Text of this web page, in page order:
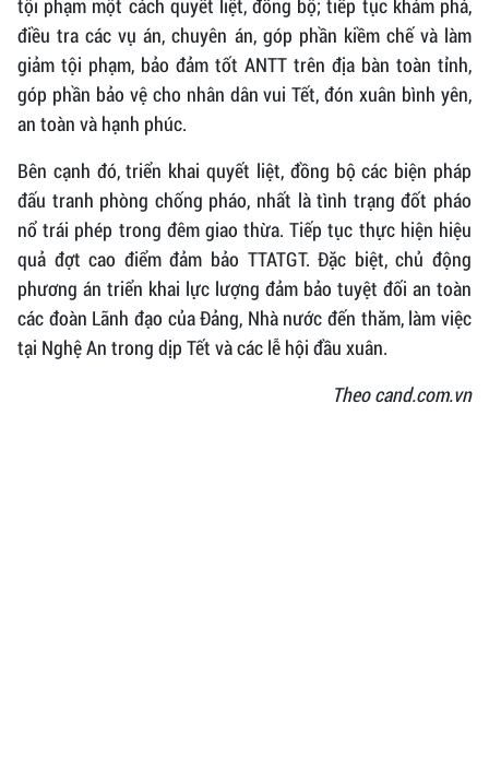
tội phạm một cách quyết liệt, đồng bộ; tiếp tục khám phá,
điều tra các vụ án, chuyên án, góp phần kiềm chế và làm
giảm tội phạm, bảo đảm tốt ANTT trên địa bàn toàn tỉnh,
góp phần bảo vệ cho nhân dân vui Tết, đón xuân bình yên,
an toàn và hạnh phúc.
Bên cạnh đó, triển khai quyết liệt, đồng bộ các biện pháp
đấu tranh phòng chống pháo, nhất là tình trạng đốt pháo
nổ trái phép trong đêm giao thừa. Tiếp tục thực hiện hiệu
quả đợt cao điểm đảm bảo TTATGT. Đặc biệt, chủ động
phương án triển khai lực lượng đảm bảo tuyệt đối an toàn
các đoàn Lãnh đạo của Đảng, Nhà nước đến thăm, làm việc
tại Nghệ An trong dịp Tết và các lễ hội đầu xuân.
Theo cand.com.vn